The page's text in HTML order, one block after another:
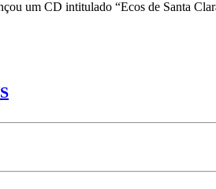
um CD intitulado “Ecos de Santa